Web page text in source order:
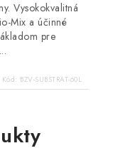
Vysokokvalitná
Mix a účinné
pre
Kód: BZV-SUBSTRAT-60L